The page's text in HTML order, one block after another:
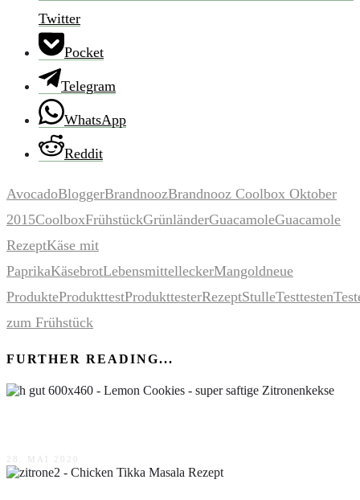
Twitter
Pocket
Telegram
WhatsApp
Reddit
AvocadoBloggerBrandnoozBrandnooz Coolbox Oktober
2015CoolboxFrühstückGrünländerGuacamoleGuacamole
RezeptKäse mit
PaprikaKäsebrotLebensmittelleckerMangoldneue
ProdukteProdukttestProdukttesterRezeptStulleTesttesten
zum Frühstück
FURTHER READING...
28. MAI 2020